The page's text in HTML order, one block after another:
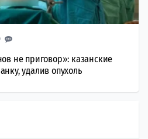
не приговор»: казанские
удалив опухоль